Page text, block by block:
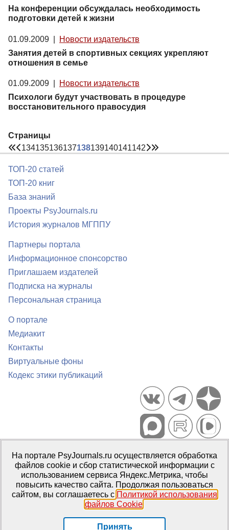
На конференции обсуждалась необходимость
подготовки детей к жизни
01.09.2009
Новости издательств
Занятия детей в спортивных секциях укрепляют
отношения в семье
01.09.2009
Новости издательств
Психологи будут участвовать в процедуре
восстановительного правосудия
Страницы
134135136137138139140141142
ТОП-20 статей
ТОП-20 книг
База знаний
Проекты PsyJournals.ru
История журналов МГППУ
Партнеры портала
Информационное спонсорство
Приглашаем издателей
Подписка на журналы
Персональная страница
О портале
Медиакит
Контакты
Виртуальные фоны
Кодекс этики публикаций
Портал психологических изданий PsyJournals.ru, 2007–2026
Правила использования материалов
Свидетельство регистрации СМИЭл № ФС77-66447 от 14 июля
2016 г.
Издатель: ФГБОУ ВО МГППУ
На портале PsyJournals.ru осуществляется обработка
файлов cookie и сбор статистической информации с
использованием сервиса Яндекс.Метрика, чтобы
повысить качество сайта. Продолжая пользоваться
сайтом, вы соглашаетесь с Политикой использования
файлов Cookie.
Принять